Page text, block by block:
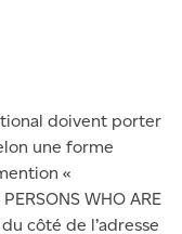
doivent porter
une forme
«
WHO ARE
côté de l’adresse